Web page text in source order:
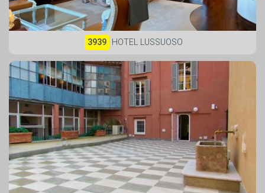
3939 HOTEL LUSSUOSO